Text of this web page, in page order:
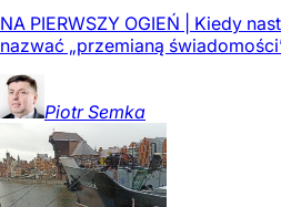
NA PIERWSZY OGIEŃ | Kiedy
nazwać „przemianą
Piotr Semka